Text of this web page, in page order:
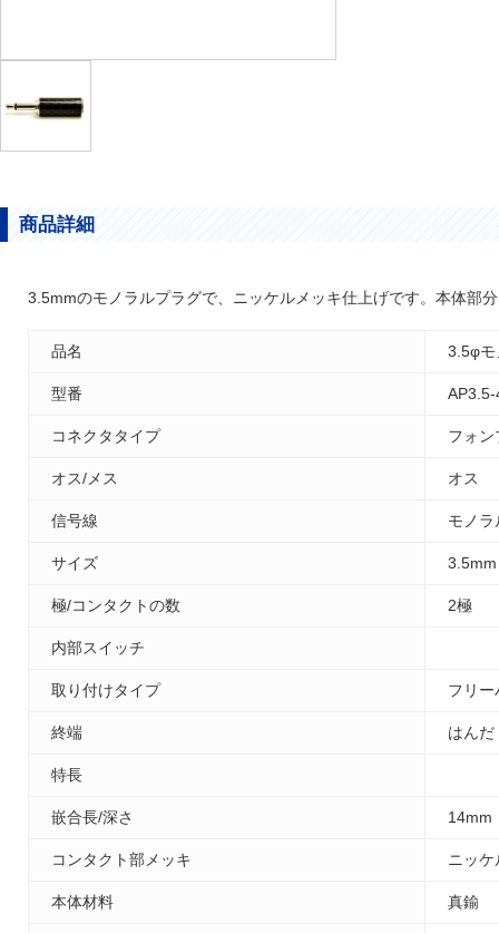
商品詳細
3.5mmのモノラルプラグで、ニッケルメッキ仕上げです。本体部
品名 3.5φモ
型番
コネクタタイプ フォン
オス/メス オス
信号線 モノラ
サイズ 3.5mm
極/コンタクトの数 2極
内部スイッチ
取り付けタイプ フリー
終端 はんだ
特長
嵌合長/深さ 14mm
コンタクト部メッキ ニッケ
本体材料 真鍮